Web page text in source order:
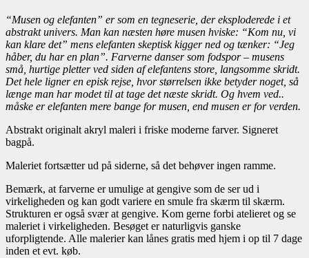
“Musen og elefanten” er som en tegneserie, der eksploderede i et
abstrakt univers. Man kan næsten høre musen hviske: “Kom nu, vi
kan klare det” mens elefanten skeptisk kigger ned og tænker: “Jeg
håber, du har en plan”. Farverne danser som fodspor – musens
små, hurtige pletter ved siden af elefantens store, langsomme skridt.
Det hele ligner en episk rejse, hvor størrelsen ikke betyder noget, så
længe man har modet til at tage det næste skridt. Og hvem ved..
måske er elefanten mere bange for musen, end musen er for verden.
Abstrakt originalt akryl maleri i friske moderne farver. Signeret
bagpå.
Maleriet fortsætter ud på siderne, så det behøver ingen ramme.
Bemærk, at farverne er umulige at gengive som de ser ud i
virkeligheden og kan godt variere en smule fra skærm til skærm.
Strukturen er også svær at gengive. Kom gerne forbi atelieret og se
maleriet i virkeligheden. Besøget er naturligvis ganske
uforpligtende. Alle malerier kan lånes gratis med hjem i op til 7 dage
inden et evt. køb.